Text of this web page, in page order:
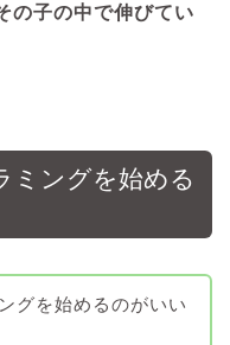
の子の中で伸びてい
ミングを始める
グを始めるのがいい